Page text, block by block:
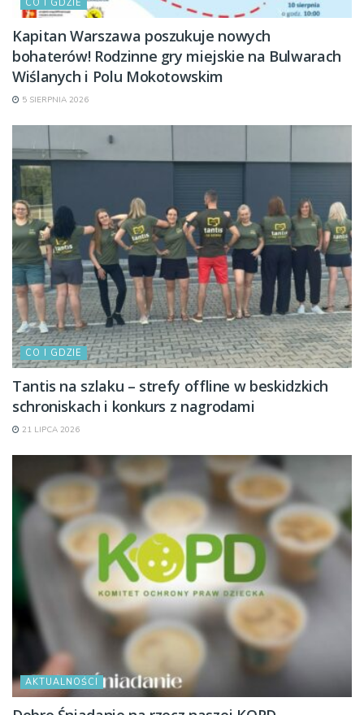
CO I GDZIE
Kapitan Warszawa poszukuje nowych
bohaterów! Rodzinne gry miejskie na Bulwarach
Wiślanych i Polu Mokotowskim
5 SIERPNIA 2026
CO I GDZIE
Tantis na szlaku – strefy offline w beskidzkich
schroniskach i konkurs z nagrodami
21 LIPCA 2026
AKTUALNOŚCI